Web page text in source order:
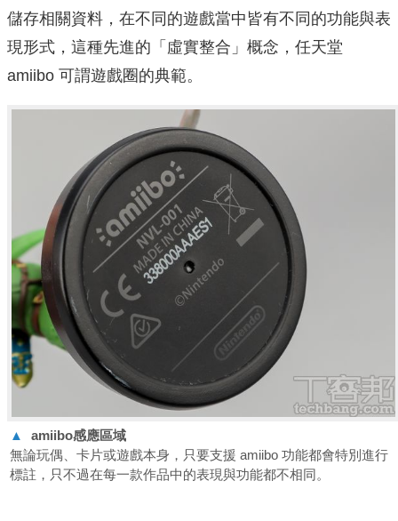
儲存相關資料，在不同的遊戲當中皆有不同的功能與表
現形式，這種先進的「虛實整合」概念，任天堂
amiibo 可謂遊戲圈的典範。
▲ amiibo感應區域
無論玩偶、卡片或遊戲本身，只要支援 amiibo 功能都會特別進行
標註，只不過在每一款作品中的表現與功能都不相同。